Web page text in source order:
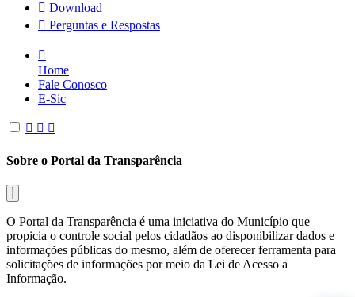
Download
Perguntas e Respostas
Home
Fale Conosco
E-Sic
Sobre o Portal da Transparência
O Portal da Transparência é uma iniciativa do Município que
propicia o controle social pelos cidadãos ao disponibilizar dados e
informações públicas do mesmo, além de oferecer ferramenta para
solicitações de informações por meio da Lei de Acesso a
Informação.